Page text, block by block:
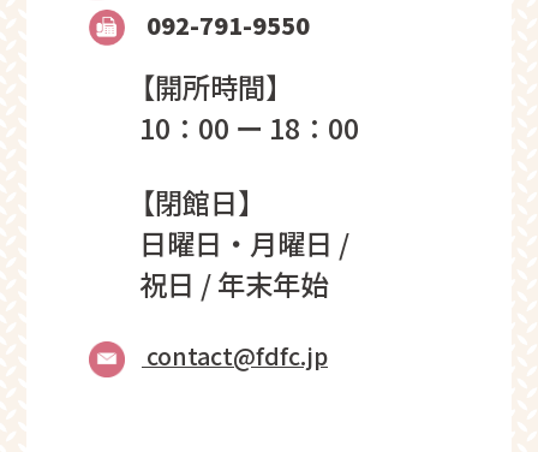
092-791-9550
【開所時間】
10：00 ー 18：00
【閉館日】
日曜日・月曜日 /
祝日 / 年末年始
contact@fdfc.jp